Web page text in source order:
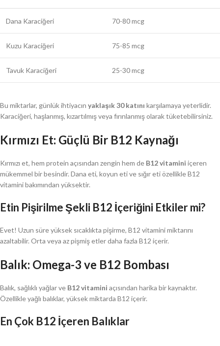
Dana Karaciğeri 70-80 mcg
Kuzu Karaciğeri 75-85 mcg
Tavuk Karaciğeri 25-30 mcg
Bu miktarlar, günlük ihtiyacın yaklaşık 30 katını karşılamaya yeterlidir.
Karaciğeri, haşlanmış, kızartılmış veya fırınlanmış olarak tüketebilirsiniz.
Kırmızı Et: Güçlü Bir B12 Kaynağı
Kırmızı et, hem protein açısından zengin hem de B12 vitamini içeren
mükemmel bir besindir. Dana eti, koyun eti ve sığır eti özellikle B12
vitamini bakımından yüksektir.
Etin Pişirilme Şekli B12 İçeriğini Etkiler mi?
Evet! Uzun süre yüksek sıcaklıkta pişirme, B12 vitamini miktarını
azaltabilir. Orta veya az pişmiş etler daha fazla B12 içerir.
Balık: Omega-3 ve B12 Bombası
Balık, sağlıklı yağlar ve B12 vitamini açısından harika bir kaynaktır.
Özellikle yağlı balıklar, yüksek miktarda B12 içerir.
En Çok B12 İçeren Balıklar